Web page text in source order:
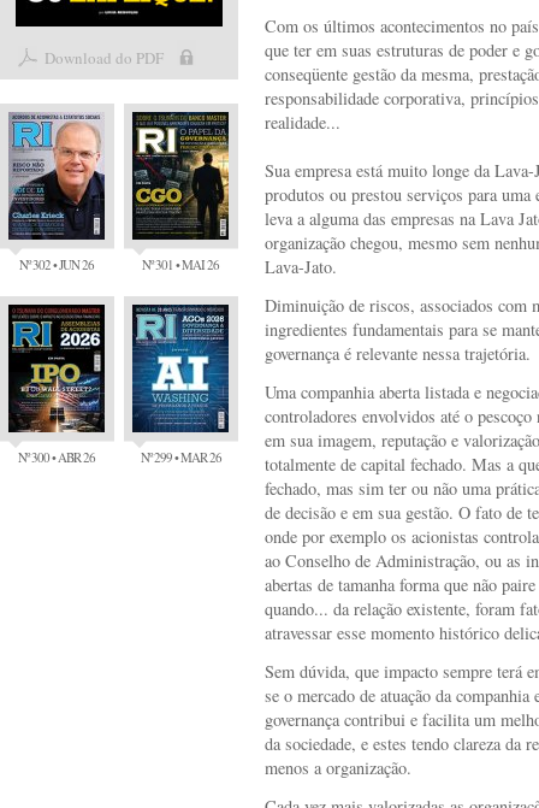
Download do PDF
Nº 302 • JUN 26 Nº 301 • MAI 26
Nº 300 • ABR 26 Nº 299 • MAR 26
Com os últimos acontecimentos no
que ter em suas estruturas de poder e
conseqüente gestão da mesma,
responsabilidade corporativa,
realidade...
Sua empresa está muito longe da
produtos ou prestou serviços para uma
leva a alguma das empresas na Lava
organização chegou, mesmo sem
Lava-Jato.
Diminuição de riscos, associados com
ingredientes fundamentais para se
governança é relevante nessa trajetória.
Uma companhia aberta listada e
controladores envolvidos até o
em sua imagem, reputação e
totalmente de capital fechado. Mas a
fechado, mas sim ter ou não uma
de decisão e em sua gestão. O fato de
onde por exemplo os acionistas
ao Conselho de Administração, ou as
abertas de tamanha forma que não
quando... da relação existente, foram
atravessar esse momento histórico
Sem dúvida, que impacto sempre terá
se o mercado de atuação da
governança contribui e facilita um
da sociedade, e estes tendo clareza da
menos a organização.